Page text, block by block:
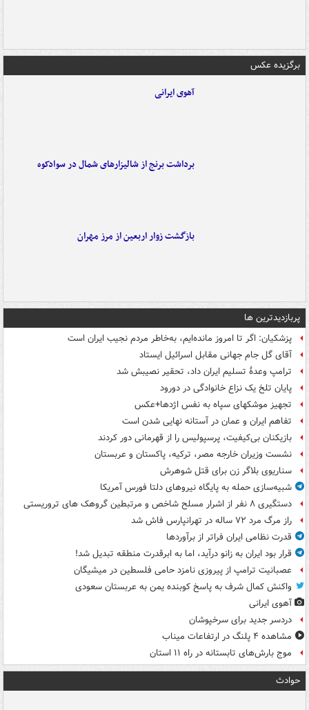
برگزیده عکس
آهوی ایرانی
برداشت برنج از شالیزارهای شمال در سوادکوه
بازگشت زوار اربعین از مرز مهران
پربازدیدترین ها
پزشکیان: اگر تا امروز مانده‌ایم، به‌خاطر مردم نجیب ایران است
آقای گل جام جهانی مقابل اسرائیل ایستاد
ترامپ وعدۀ تسلیم ایران داد، تحقیر نصیبش شد
پایان تلخ یک نزاع خانوادگی در دورود
تجهیز موشکهای سپاه به نفس اژدها+عکس
تفاهم ایران و عمان در آستانه نهایی شدن است
بازیکنان بی‌کیفیت، پرسپولیس را از قهرمانی دور کردند
نشست وزیران خارجه مصر، ترکیه، پاکستان و عربستان
سناریوی بلاگر زن برای قتل شوهرش
شبیه‌سازی حمله به پایگاه نیروهای دلتا فورس آمریکا
دستگیری ۸ نفر از اشرار مسلح شاخص و مرتبطین گروهک های تروریستی
راز مرگ مرد ۷۲ ساله در تهرانپارس فاش شد
قدرت نظامی ایران فراتر از برآوردها
قرار بود ایران به زانو درآید، اما به ابرقدرت منطقه تبدیل شد!
عصبانیت ترامپ از پیروزی نامزد حامی فلسطین در میشیگان
واکنش کمال شرف به پاسخ کوبنده یمن به عربستان سعودی
آهوی ایرانی
دردسر جدید برای سرخپوشان
مشاهده ۴ پلنگ در ارتفاعات میناب
موج بارش‌های تابستانه در راه ۱۱ استان
حوادث